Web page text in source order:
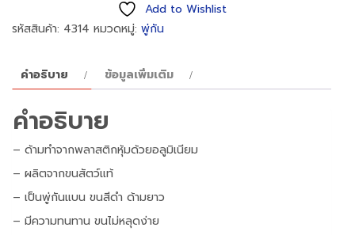
ของ
เบอร์
(
10ด้าม/
ชิ้น
Add to Wishlist
รหัสสินค้า: 4314 หมวดหมู่: พู่กัน
คำอธิบาย ข้อมูลเพิ่มเติม
คำอธิบาย
– ด้ามทำจากพลาสติกหุ้มด้วยอลูมิเนียม
– ผลิตจากขนสัตว์แท้
– เป็นพู่กันแบน ขนสีดำ ด้ามยาว
– มีความทนทาน ขนไม่หลุดง่าย